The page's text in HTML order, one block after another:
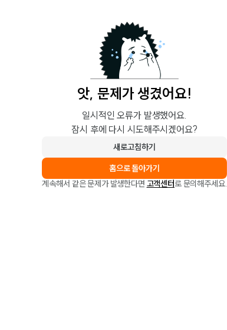
앗, 문제가 생겼어요!
일시적인 오류가 발생했어요.
잠시 후에 다시 시도해주시겠어요?
새로고침하기
홈으로 돌아가기
계속해서 같은 문제가 발생한다면 고객센터로 문의해주세요.